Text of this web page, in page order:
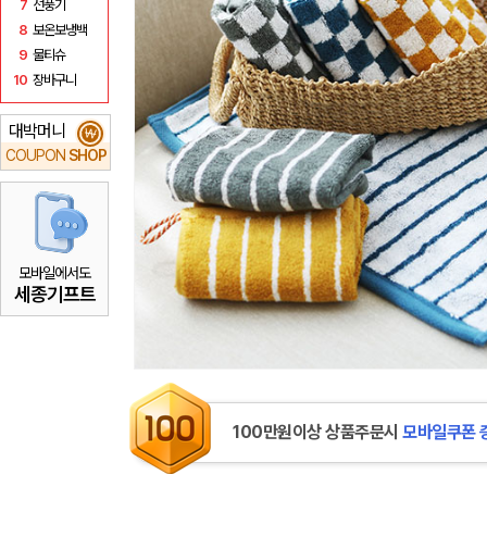
7 선풍기
8 보온보냉백
9 물티슈
10 장바구니
대박머니
COUPON SHOP
₩
모바일에서도
세종기프트
100만원이상 상품주문시 모바일쿠폰